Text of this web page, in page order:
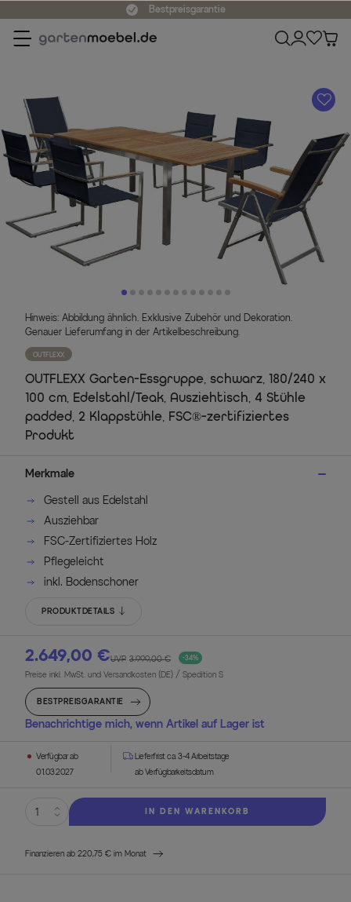
Bestpreisgarantie
A
Hinweis: Abbildung ähnlich. Exklusive Zubehör und Dekoration.
Genauer Lieferumfang in der Artikelbeschreibung.
OUTFLEXX
OUTFLEXX Garten-Essgruppe, schwarz, 180/240 x
100 cm, Edelstahl/Teak, Ausziehtisch, 4 Stühle
padded, 2 Klappstühle, FSC®-zertifiziertes
Produkt
Merkmale
Gestell aus Edelstahl
Ausziehbar
FSC-Zertifiziertes Holz
Pflegeleicht
inkl. Bodenschoner
PRODUKTDETAILS
2.649,00 € -34%
UVP 3.999,00 €
Preise inkl. MwSt. und Versandkosten (DE) / Spedition S
BESTPREISGARANTIE
Benachrichtige mich, wenn Artikel auf Lager ist
Verfügbar ab
01.03.2027
Lieferfrist ca. 3-4 Arbeitstage
ab Verfügbarkeitsdatum
IN DEN WARENKORB
Finanzieren ab 220,75 € im Monat